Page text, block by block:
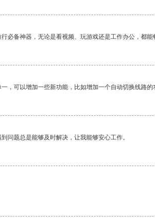
必备神器，无论是看视频、玩游戏还是工作办公，都
，可以增加一些新功能，比如增加一个自动切换线路的
问题总是能够及时解决，让我能够安心工作。